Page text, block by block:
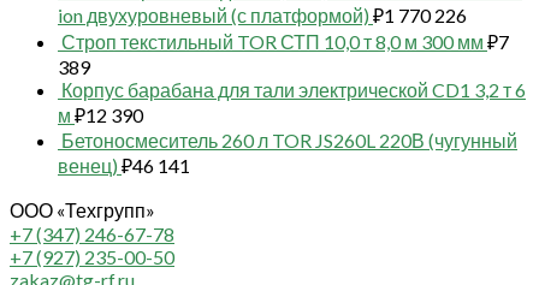
ion двухуровневый (с платформой) ₽1 770 226
Строп текстильный TOR СТП 10,0 т 8,0 м 300 мм ₽7
389
Корпус барабана для тали электрической CD1 3,2 т 6
м ₽12 390
Бетоносмеситель 260 л TOR JS260L 220В (чугунный
венец) ₽46 141
ООО «Техгрупп»
+7 (347) 246-67-78
+7 (927) 235-00-50
zakaz@tg-rf.ru